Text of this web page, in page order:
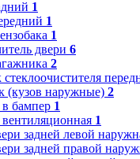
1
1
1
двери 6
2
(кузов наружные) 2
бампер 1
1
задней левой
задней правой